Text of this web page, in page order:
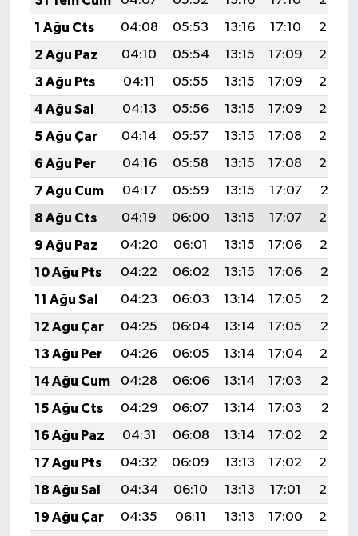
1 Ağu Cts
04:08 05:53 13:16 17:10
20:28
2 Ağu Paz
04:10 05:54 13:15 17:09
20:27
3 Ağu Pts
04:11 05:55 13:15 17:09
20:26
4 Ağu Sal
04:13 05:56 13:15 17:09
20:25
5 Ağu Çar
04:14 05:57 13:15 17:08
20:24
6 Ağu Per
04:16 05:58 13:15 17:08
20:23
7 Ağu Cum
04:17 05:59 13:15 17:07
20:21
8 Ağu Cts
04:19 06:00 13:15 17:07
20:20
9 Ağu Paz
04:20 06:01 13:15 17:06
20:19
10 Ağu Pts
04:22 06:02 13:15 17:06
20:18
11 Ağu Sal
04:23 06:03 13:14 17:05
20:16
12 Ağu Çar
04:25 06:04 13:14 17:05
20:15
13 Ağu Per
04:26 06:05 13:14 17:04
20:14
14 Ağu Cum
04:28 06:06 13:14 17:03
20:12
15 Ağu Cts
04:29 06:07 13:14 17:03
20:11
16 Ağu Paz
04:31 06:08 13:14 17:02
20:10
17 Ağu Pts
04:32 06:09 13:13 17:02
20:08
18 Ağu Sal
04:34 06:10 13:13 17:01
20:07
19 Ağu Çar
04:35 06:11 13:13 17:00
20:05